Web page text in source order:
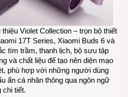
Violet Collection – trọn bộ thiết
17T Series, Xiaomi Buds 6 và
tím trầm, thanh lịch, bộ sưu tập
và chất liệu để tạo nên diện mạo
phù hợp với những người dùng
ấn cá nhân thông qua ngôn ngữ
chi tiết.